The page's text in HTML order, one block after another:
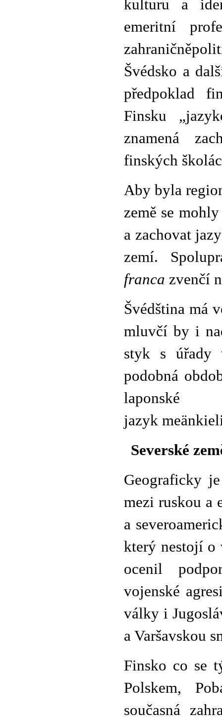
kulturu a
emeritní
Švédsko a
předpoklad
Finsku
znamená
finských
Aby byla
země se
a zachovat
zemí.
franca zvenčí
Švédština má
mluvčí by i
styk s úřady
podobná
jazyk
Severské
Geograficky
mezi ruskou a
a
který nestojí o
ocenil
vojenské
války i
a Varšavskou
Finsko co se
Polskem,
současná